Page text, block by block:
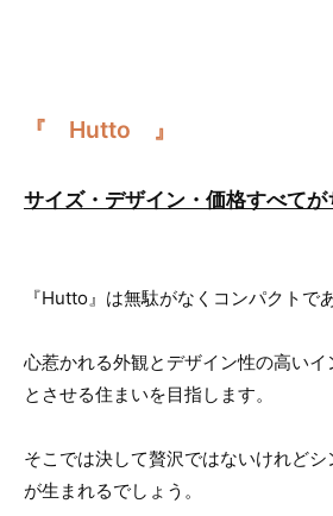
『 Hutto 』
サイズ・デザイン・価格すべて
『Hutto』は無駄がなくコンパクトで
心惹かれる外観とデザイン性の高い
とさせる住まいを目指します。
そこでは決して贅沢ではないけれど
が生まれるでしょう。